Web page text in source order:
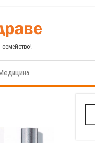
семейство!
за: